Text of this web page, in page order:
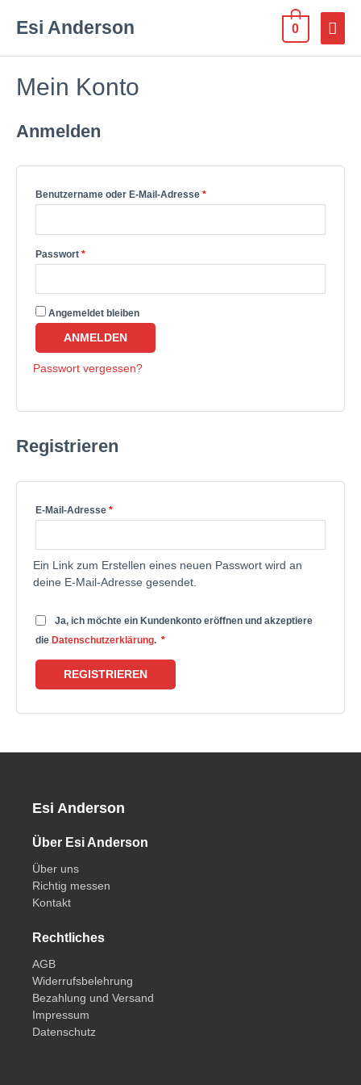
Esi Anderson 0
Mein Konto
Anmelden
Benutzername oder E-Mail-Adresse *
Passwort *
Angemeldet bleiben
ANMELDEN
Passwort vergessen?
Registrieren
E-Mail-Adresse *
Ein Link zum Erstellen eines neuen Passwort wird an
deine E-Mail-Adresse gesendet.
Ja, ich möchte ein Kundenkonto eröffnen und akzeptiere
die Datenschutzerklärung. *
REGISTRIEREN
Esi Anderson
Über Esi Anderson
Über uns
Richtig messen
Kontakt
Rechtliches
AGB
Widerrufsbelehrung
Bezahlung und Versand
Impressum
Datenschutz